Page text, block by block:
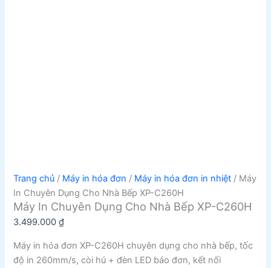
Trang chủ / Máy in hóa đơn / Máy in hóa đơn in nhiệt / Máy
In Chuyên Dụng Cho Nhà Bếp XP-C260H
Máy In Chuyên Dụng Cho Nhà Bếp XP-C260H
3.499.000₫
Máy in hóa đơn XP-C260H chuyên dụng cho nhà bếp, tốc
độ in 260mm/s, còi hú + đèn LED báo đơn, kết nối